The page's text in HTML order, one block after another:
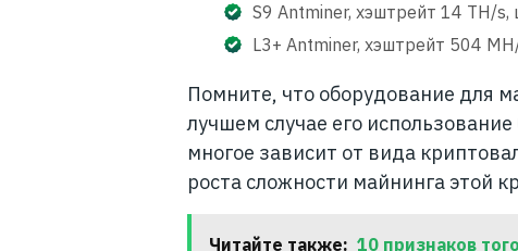
S9 Antminer, хэштрейт 14 TH/
L3+ Antminer, хэштрейт 504
Помните, что оборудование для
лучшем случае его
многое зависит от вида
роста сложности майнинга этой
Читайте также: 10 признаков